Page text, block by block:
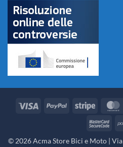
Visa PayPal Stripe
© 2026 Acma Store Bici e Moto |